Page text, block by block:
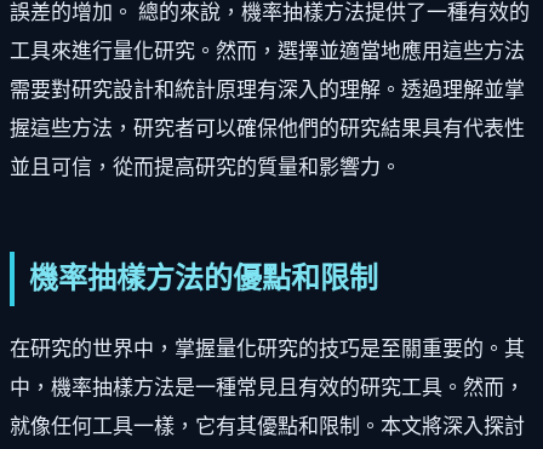
誤差的增加。 總的來說，機率抽樣方法提供了一種有效的
工具來進行量化研究。然而，選擇並適當地應用這些方法
需要對研究設計和統計原理有深入的理解。透過理解並掌
握這些方法，研究者可以確保他們的研究結果具有代表性
並且可信，從而提高研究的質量和影響力。
機率抽樣方法的優點和限制
在研究的世界中，掌握量化研究的技巧是至關重要的。其
中，機率抽樣方法是一種常見且有效的研究工具。然而，
就像任何工具一樣，它有其優點和限制。本文將深入探討